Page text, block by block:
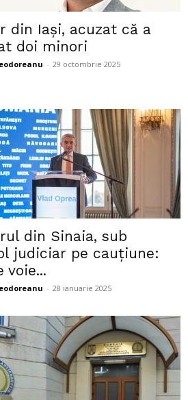
din Iași, acuzat că a
doi minori
- 29 octombrie 2025
din Sinaia, sub
judiciar pe cauțiune:
voie...
- 28 ianuarie 2025